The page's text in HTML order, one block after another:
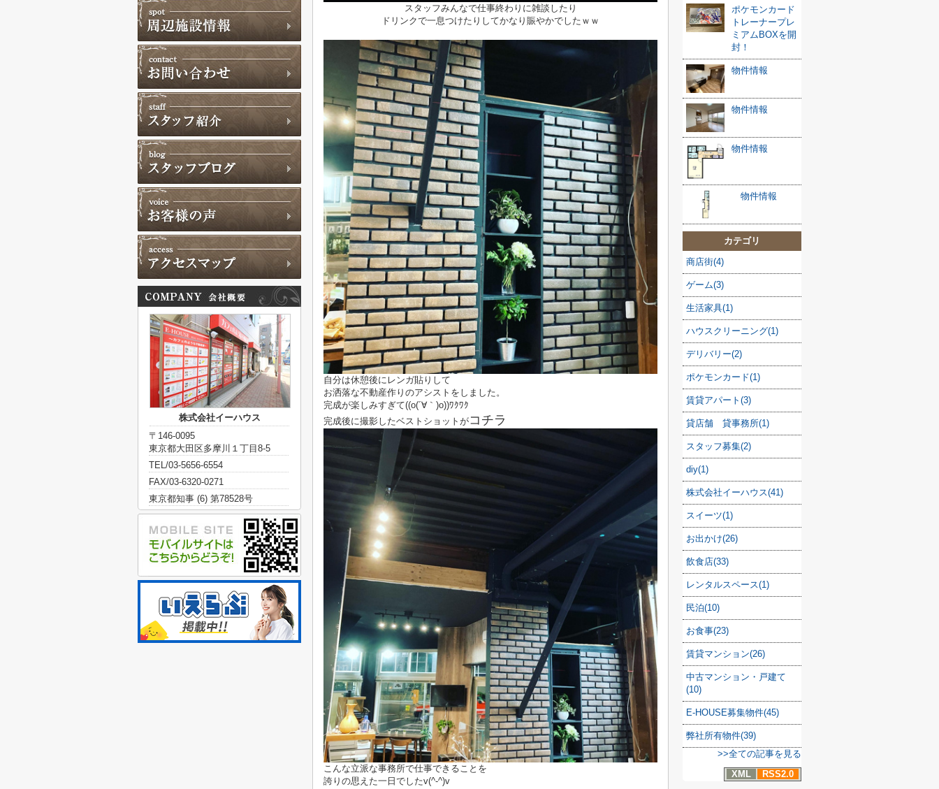
スタッフみんなで仕事終わりに雑談したり
ドリンクで一息つけたりしてかなり賑やかでしたｗｗ
自分は休憩後にレンガ貼りして
お洒落な不動産作りのアシストをしました。
完成が楽しみすぎて((o(´∀｀)o))ﾜｸﾜｸ
完成後に撮影したベストショットがコチラ
こんな立派な事務所で仕事できることを
誇りの思えた一日でしたv(^-^)v
ポケモンカード
トレーナープレ
ミアムBOXを開
封！
物件情報
物件情報
物件情報
物件情報
カテゴリ
商店街(4)
ゲーム(3)
生活家具(1)
ハウスクリーニング(1)
デリバリー(2)
ポケモンカード(1)
賃貸アパート(3)
貸店舗 貸事務所(1)
スタッフ募集(2)
diy(1)
株式会社イーハウス(41)
スイーツ(1)
お出かけ(26)
飲食店(33)
レンタルスペース(1)
民泊(10)
お食事(23)
賃貸マンション(26)
中古マンション・戸建て
(10)
E-HOUSE募集物件(45)
弊社所有物件(39)
>>全ての記事を見る
XML
RSS2.0
株式会社イーハウス
〒146-0095
東京都大田区多摩川１丁目8-5
TEL/03-5656-6554
FAX/03-6320-0271
東京都知事 (6) 第78528号